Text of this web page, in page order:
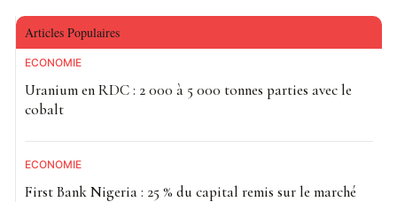
Articles Populaires
ECONOMIE
Uranium en RDC : 2 000 à 5 000 tonnes parties avec le
cobalt
ECONOMIE
First Bank Nigeria : 25 % du capital remis sur le marché